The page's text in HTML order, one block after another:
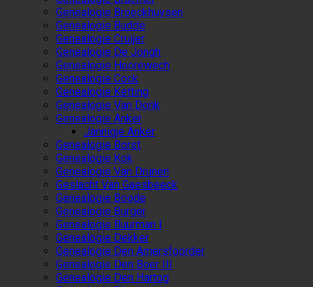
Genealogie Broeckhuysen
Genealogie Budde
Genealogie Cruijer
Genealogie De Jongh
Genealogie Hoorewech
Genealogie Cock
Genealogie Ketting
Genealogie Van Donk
Genealogie Anker
Jannigje Anker
Genealogie Borst
Genealogie Kok
Genealogie Van Drunen
Geslacht Van Gaesbeeck
Genealogie Boode
Genealogie Burger
Genealogie Buurman I
Genealogie Dekker
Genealogie Den Amersfoorder
Genealogie Den Boer III
Genealogie Den Hartog